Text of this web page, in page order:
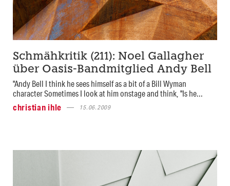
Schmähkritik (211): Noel Gallagher
über Oasis-Bandmitglied Andy Bell
"Andy Bell I think he sees himself as a bit of a Bill Wyman
character Sometimes I look at him onstage and think, "Is he...
christian ihle
15.06.2009